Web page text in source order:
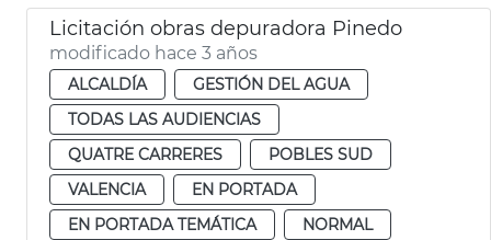
Licitación obras depuradora Pinedo
modificado hace 3 años
ALCALDÍA
GESTIÓN DEL AGUA
TODAS LAS AUDIENCIAS
QUATRE CARRERES
POBLES SUD
VALENCIA
EN PORTADA
EN PORTADA TEMÁTICA
NORMAL